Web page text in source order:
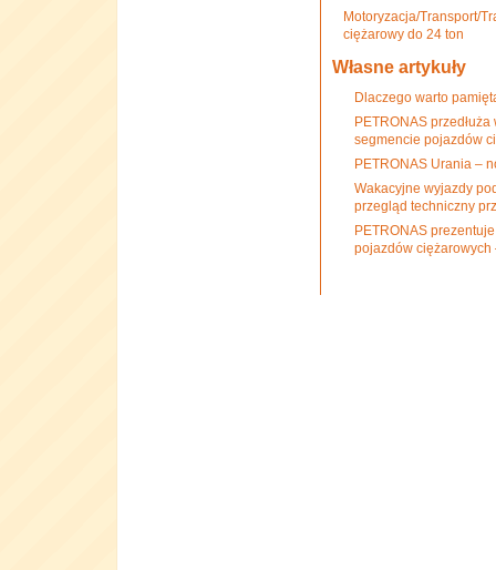
Motoryzacja/Transport/
ciężarowy do 24 ton
Własne artykuły
Dlaczego warto
PETRONAS
segmencie pojazdów
PETRONAS Urania –
Wakacyjne wyjazdy
przegląd techniczny
PETRONAS
pojazdów ciężarowych